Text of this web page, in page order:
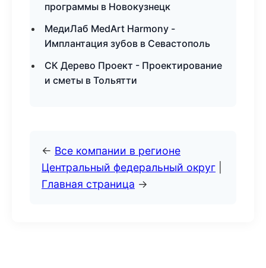
программы в Новокузнецк
МедиЛаб MedArt Harmony -
Имплантация зубов в Севастополь
СК Дерево Проект - Проектирование
и сметы в Тольятти
← Все компании в регионе
Центральный федеральный округ
Главная страница →